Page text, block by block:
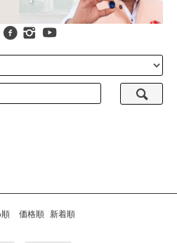
順 価格順 新着順